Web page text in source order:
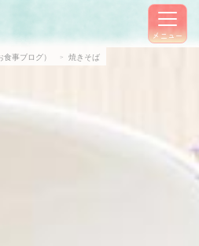
メニュー
事ブログ） 焼きそば